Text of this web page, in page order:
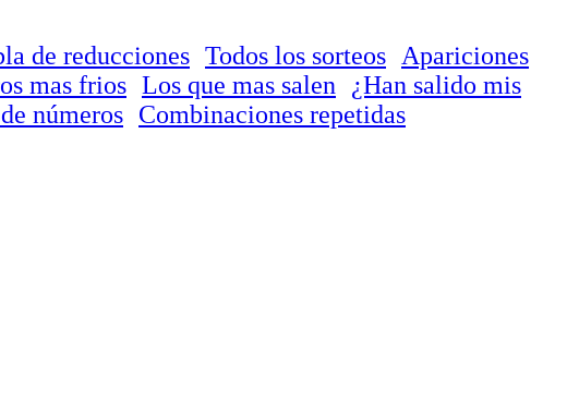
de reducciones Todos los sorteos
Apariciones
mas frios Los que mas salen
¿Han salido mis
números Combinaciones repetidas